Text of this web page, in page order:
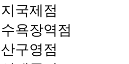
국제점
욕장역점
구영점